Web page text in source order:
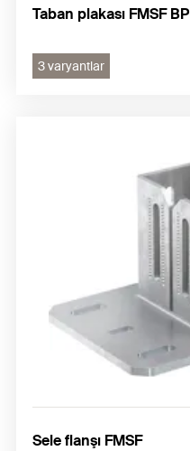
Taban plakası FMSF BP
3 varyantlar
Sele flanşı FMSF